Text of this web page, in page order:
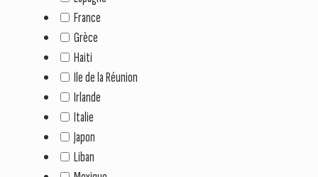
France
Grèce
Haiti
Ile de la Réunion
Irlande
Italie
Japon
Liban